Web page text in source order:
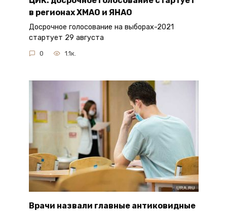
в регионах ХМАО и ЯНАО
Досрочное голосование на выборах-2021
стартует 29 августа
0 1.1к.
Врачи назвали главные антиковидные